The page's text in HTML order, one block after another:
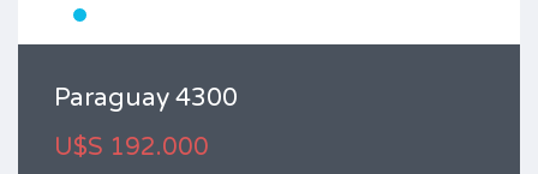
Paraguay 4300
U$S 192.000